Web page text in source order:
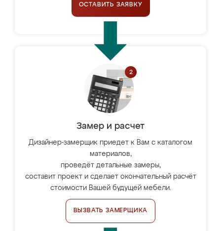
ОСТАВИТЬ ЗАЯВКУ
Замер и расчет
Дизайнер-замерщик приедет к Вам с каталогом
материалов,
проведёт детальные замеры,
составит проект и сделает окончательный расчёт
стоимости Вашей будущей мебели.
ВЫЗВАТЬ ЗАМЕРЩИКА